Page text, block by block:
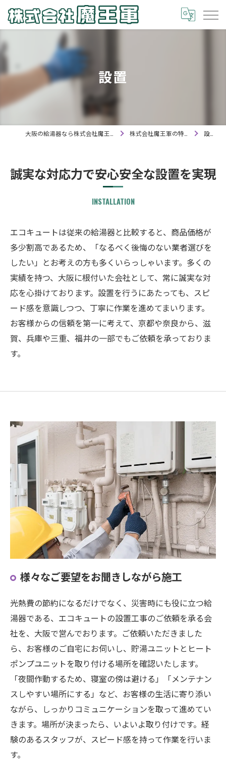
設置
株式会社魔王軍の特徴 設置
誠実な対応力で安心安全な設置を実現
INSTALLATION
エコキュートは従来の給湯器と比較すると、商品価格が
多少割高であるため、「なるべく後悔のない業者選びを
したい」とお考えの方も多くいらっしゃいます。多くの
実績を持つ、大阪に根付いた会社として、常に誠実な対
応を心掛けております。設置を行うにあたっても、スピ
ード感を意識しつつ、丁寧に作業を進めてまいります。
お客様からの信頼を第一に考えて、京都や奈良から、滋
賀、兵庫や三重、福井の一部でもご依頼を承っておりま
す。
様々なご要望をお聞きしながら施工
光熱費の節約になるだけでなく、災害時にも役に立つ給
湯器である、エコキュートの設置工事のご依頼を承る会
社を、大阪で営んでおります。ご依頼いただきました
ら、お客様のご自宅にお伺いし、貯湯ユニットとヒート
ポンプユニットを取り付ける場所を確認いたします。
「夜間作動するため、寝室の傍は避ける」「メンテナン
スしやすい場所にする」など、お客様の生活に寄り添い
ながら、しっかりコミュニケーションを取って進めてい
きます。場所が決まったら、いよいよ取り付けです。経
験のあるスタッフが、スピード感を持って作業を行いま
す。